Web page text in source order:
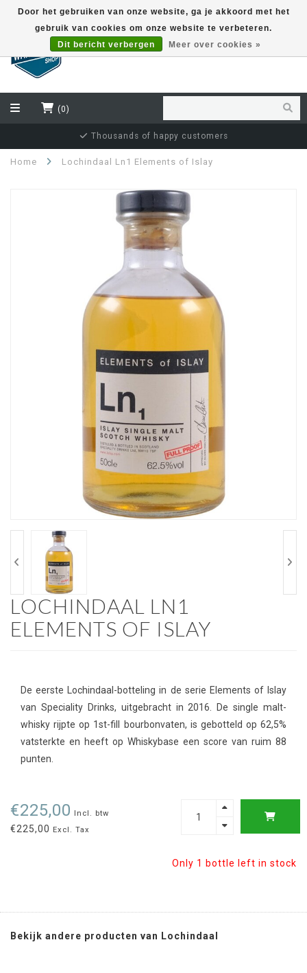
(0)
Thousands of happy customers
Home Lochindaal Ln1 Elements of Islay
LOCHINDAAL LN1
ELEMENTS OF ISLAY
De eerste Lochindaal-botteling in de serie Elements of Islay
van Speciality Drinks, uitgebracht in 2016. De single malt-
whisky rijpte op 1st-fill bourbonvaten, is gebotteld op 62,5%
vatsterkte en heeft op Whiskybase een score van ruim 88
punten.
€225,00 Incl. btw
€225,00 Excl. Tax
Only 1 bottle left in stock
Bekijk andere producten van Lochindaal
Door het gebruiken van onze website, ga je akkoord met het
gebruik van cookies om onze website te verbeteren.
Dit bericht verbergen
Meer over cookies »